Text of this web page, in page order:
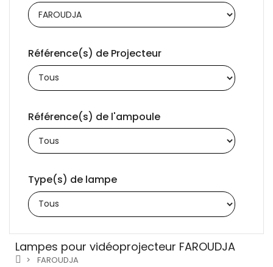
Référence(s) de Projecteur
Référence(s) de l'ampoule
Type(s) de lampe
Lampes pour vidéoprojecteur FAROUDJA
FAROUDJA